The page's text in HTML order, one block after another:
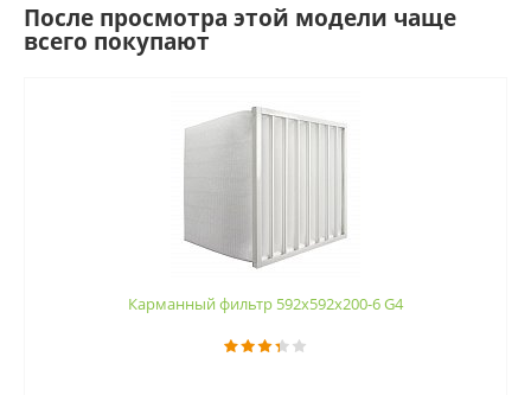
После просмотра этой модели чаще
всего покупают
Карманный фильтр 592х592х200-6 G4